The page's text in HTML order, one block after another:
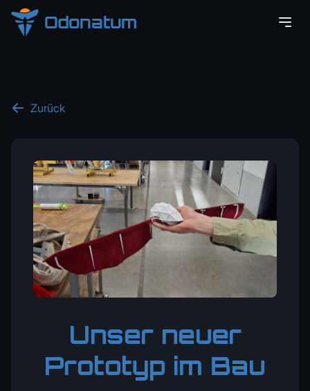
Odonatum
Zurück
Unser neuer
Prototyp im Bau